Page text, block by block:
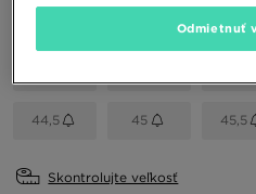
EU
44,5 45 45,5
Skontrolujte veľkosť
Odmietnuť